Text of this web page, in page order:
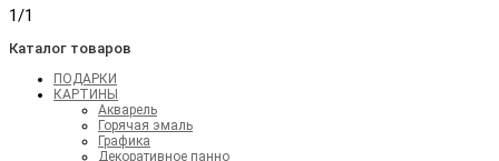
1/1
Каталог товаров
ПОДАРКИ
КАРТИНЫ
Акварель
Горячая эмаль
Графика
Декоративное панно